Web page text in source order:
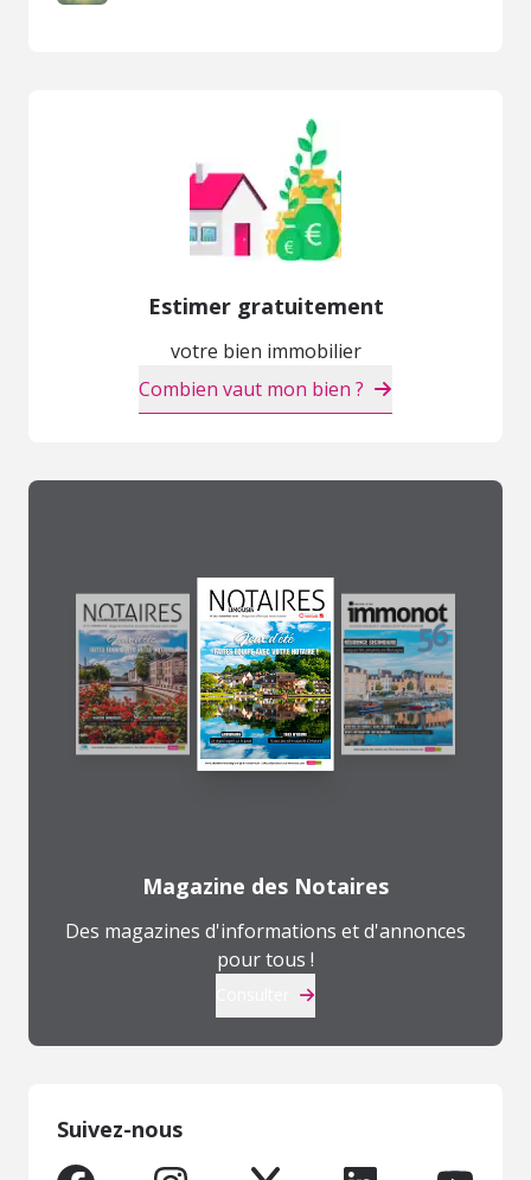
Estimer gratuitement
votre bien immobilier
Combien vaut mon bien ?
Magazine des Notaires
Des magazines d'informations et d'annonces
pour tous !
Suivez-nous